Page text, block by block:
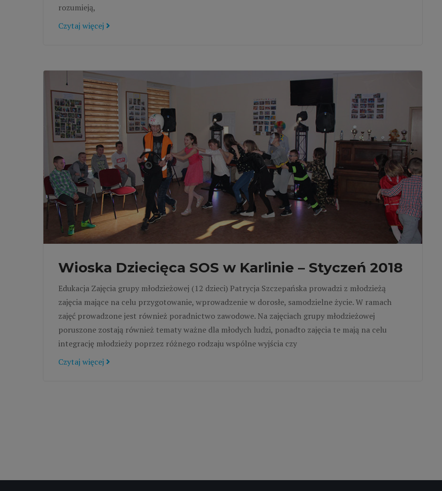
rozumieją,
Czytaj więcej
Wioska Dziecięca SOS w Karlinie – Styczeń 2018
Edukacja Zajęcia grupy młodzieżowej (12 dzieci) Patrycja Szczepańska prowadzi z młodzieżą
zajęcia mające na celu przygotowanie, wprowadzenie w dorosłe, samodzielne życie. W ramach
zajęć prowadzone jest również poradnictwo zawodowe. Na zajęciach grupy młodzieżowej
poruszone zostają również tematy ważne dla młodych ludzi, ponadto zajęcia te mają na celu
integrację młodzieży poprzez różnego rodzaju wspólne wyjścia czy
Czytaj więcej